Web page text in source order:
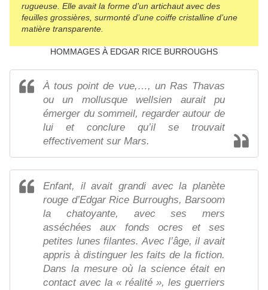
rugueuse. Elle avait la forme d’un artichaut avec des
feuilles grossières, surmonté d’une coiffe cristalline d’une
matière transparente.
HOMMAGES À EDGAR RICE BURROUGHS
À tous point de vue,…, un Ras Thavas
ou un mollusque wellsien aurait pu
émerger du sommeil, regarder autour de
lui et conclure qu’il se trouvait
effectivement sur Mars.
Enfant, il avait grandi avec la planète
rouge d’Edgar Rice Burroughs, Barsoom
la chatoyante, avec ses mers
asséchées aux fonds ocres et ses
petites lunes filantes. Avec l’âge, il avait
appris à distinguer les faits de la fiction.
Dans la mesure où la science était en
contact avec la « réalité », les guerriers